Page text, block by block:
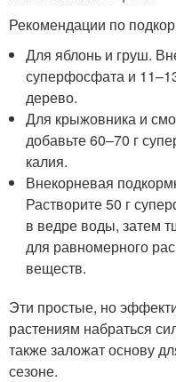
Рекомендации по
Для яблонь и груш.
суперфосфата и
дерево.
Для крыжовника и
добавьте 60–70 г
калия.
Внекорневая
Растворите 50 г
в ведре воды, затем
для равномерного
веществ.
Эти простые, но
растениям набраться
также заложат основу
сезоне.